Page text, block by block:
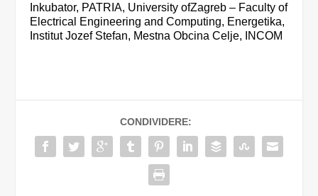
Inkubator, PATRIA, University ofZagreb – Faculty of
Electrical Engineering and Computing, Energetika,
Institut Jozef Stefan, Mestna Obcina Celje, INCOM
CONDIVIDERE: